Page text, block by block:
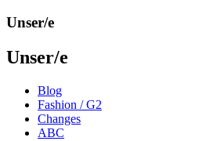
Unser/e
Unser/e
Blog
Fashion / G2
Changes
ABC